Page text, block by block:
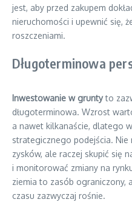
jest, aby przed zakupem
nieruchomości i upewnić się,
roszczeniami.
Długoterminowa
Inwestowanie w gruntyto
długoterminowa. Wzrost
a nawet kilkanaście, dlatego
strategicznego podejścia. Nie
zysków, ale raczej skupić się
i monitorować zmiany na
ziemia to zasób ograniczony,
czasu zazwyczaj rośnie.